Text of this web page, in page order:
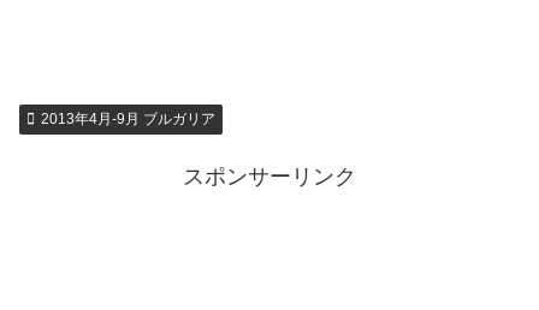
2013年4月-9月 ブルガリア
スポンサーリンク